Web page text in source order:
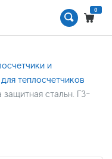
0
и
теплосчетчиков
защитная стальн. Г3-